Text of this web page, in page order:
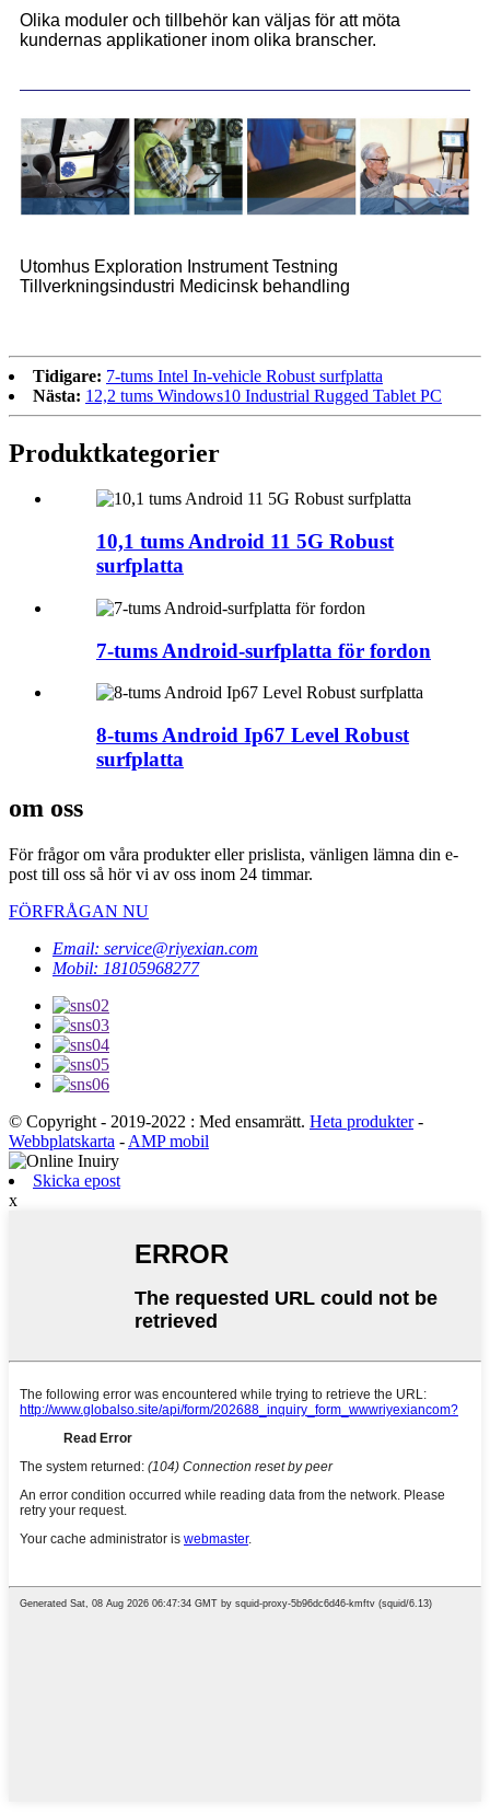
Olika moduler och tillbehör kan väljas för att möta
kundernas applikationer inom olika branscher.
Utomhus Exploration Instrument Testning
Tillverkningsindustri Medicinsk behandling
Tidigare: 7-tums Intel In-vehicle Robust surfplatta
Nästa: 12,2 tums Windows10 Industrial Rugged Tablet PC
Produktkategorier
10,1 tums Android 11 5G Robust
surfplatta
7-tums Android-surfplatta för fordon
8-tums Android Ip67 Level Robust
surfplatta
om oss
För frågor om våra produkter eller prislista, vänligen lämna din e-
post till oss så hör vi av oss inom 24 timmar.
FÖRFRÅGAN NU
Email: service@riyexian.com
Mobil: 18105968277
© Copyright - 2019-2022 : Med ensamrätt. Heta produkter-
Webbplatskarta - AMP mobil
Skicka epost
x